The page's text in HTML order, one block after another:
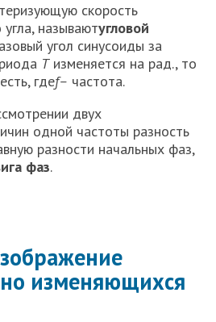
скорость
называютугловой
угол синусоиды за
Тизменяется на рад., то
, гдеf– частота.
двух
одной частоты разность
разности начальных фаз,
фаз.
изменяющихся